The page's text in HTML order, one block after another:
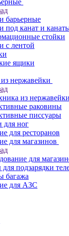
барьерные
под канат и
стойки
с лентой
ящики
нержавейки
из нержавейки
раковины
писсуары
ног
для ресторанов
для магазинов
для
подзарядки
багажа
для АЗС